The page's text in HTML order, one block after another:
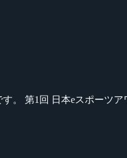
。 第1回 日本eスポーツ